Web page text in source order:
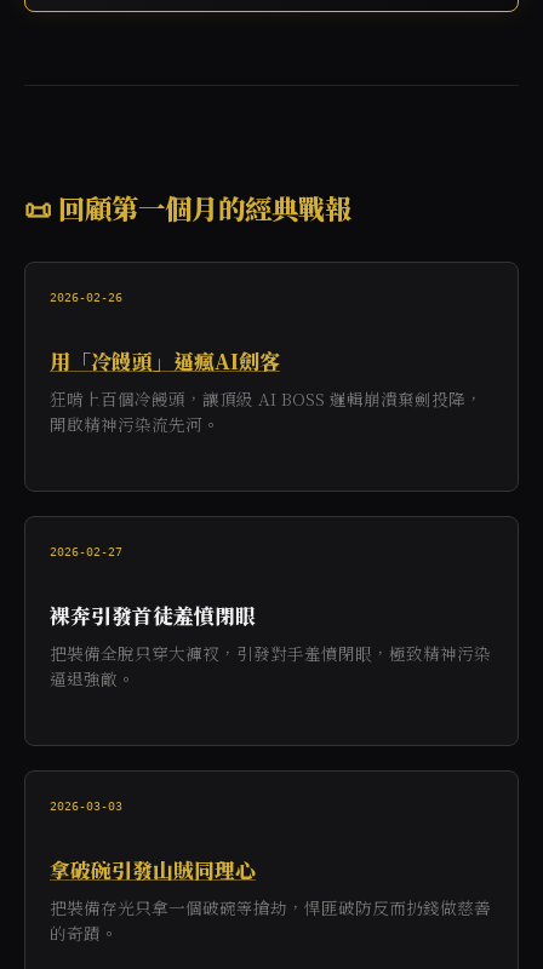
📜 回顧第一個月的經典戰報
2026-02-26
用「冷饅頭」逼瘋AI劍客
狂啃上百個冷饅頭，讓頂級 AI BOSS 邏輯崩潰棄劍投降，
開啟精神污染流先河。
2026-02-27
裸奔引發首徒羞憤閉眼
把裝備全脫只穿大褲衩，引發對手羞憤閉眼，極致精神污染
逼退強敵。
2026-03-03
拿破碗引發山賊同理心
把裝備存光只拿一個破碗等搶劫，悍匪破防反而扔錢做慈善
的奇蹟。